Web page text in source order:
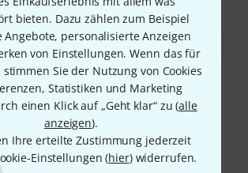
bieten. Dazu zählen zum Beispiel
Angebote, personalisierte Anzeigen
von Einstellungen. Wenn das für
stimmen Sie der Nutzung von Cookies
Statistiken und Marketing
einen Klick auf „Geht klar“ zu (alle
anzeigen).
Ihre erteilte Zustimmung jederzeit
Einstellungen (hier) widerrufen.
& bezahlen
und sicher per Nachnahme,
Amazon Pay,Klarna Sofort bezahlen
oder Kreditkarte.